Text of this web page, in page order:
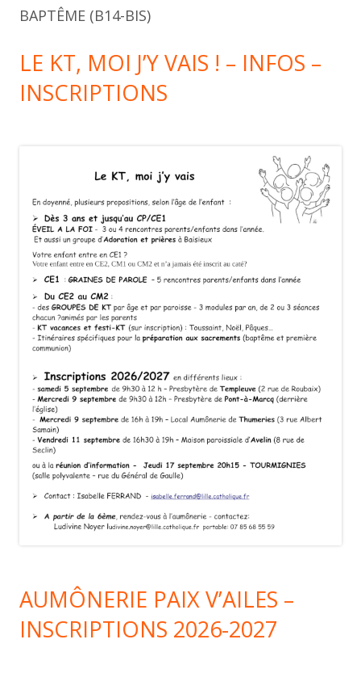
BAPTÊME (B14-BIS)
LE KT, MOI J’Y VAIS ! – INFOS –
INSCRIPTIONS
AUMÔNERIE PAIX V’AILES –
INSCRIPTIONS 2026-2027